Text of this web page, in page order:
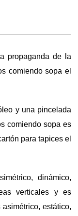
propaganda de la
comiendo sopa el
y una pincelada
comiendo sopa es
para tapices el
dinámico,
verticales y es
estático,